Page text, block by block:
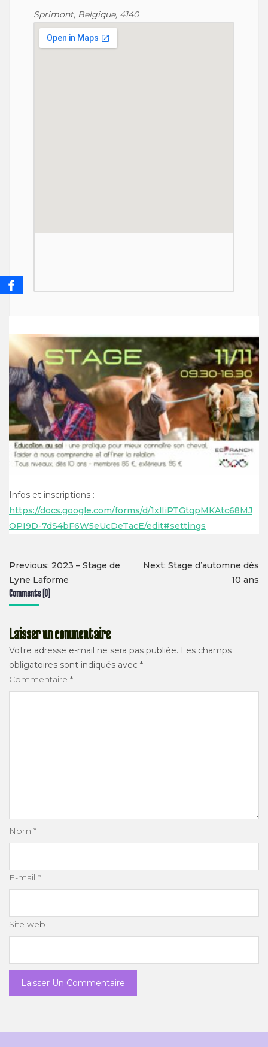
Sprimont, Belgique, 4140
Infos et inscriptions :
https://docs.google.com/forms/d/1xlIiPTGtqpMKAtc68MJ
OPI9D-7dS4bF6W5eUcDeTacE/edit#settings
Tags:
Navigation
de
Previous: 2023 – Stage de
Lyne Laforme
Next: Stage d’automne dès
10 ans
Comments (0)
Laisser un commentaire
Votre adresse e-mail ne sera pas publiée. Les champs
obligatoires sont indiqués avec *
Commentaire *
Nom *
E-mail *
Site web